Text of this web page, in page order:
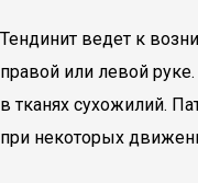
Тендинит ведет к
правой или левой
в тканях сухожилий.
при некоторых